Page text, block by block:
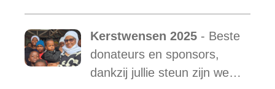
en groeide uit tot een plek
waar honderden kinderen
een stabiele toekomst
vonden.
Kerstwensen 2025 - Beste
donateurs en sponsors,
dankzij jullie steun zijn we